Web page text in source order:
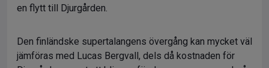
en flytt till Djurgården.
Den finländske supertalangens övergång kan mycket väl
jämföras med Lucas Bergvall, dels då kostnaden för